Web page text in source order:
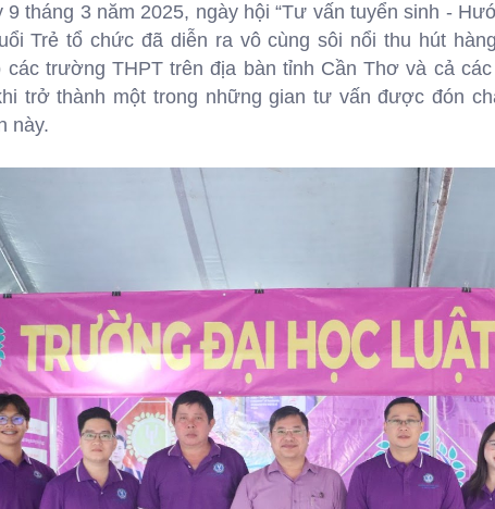
9 tháng 3 năm 2025, ngày hội “Tư vấn tuyển sinh -
Trẻ tổ chức đã diễn ra vô cùng sôi nổi thu hút
các trường THPT trên địa bàn tỉnh Cần Thơ và cả
trở thành một trong những gian tư vấn được đón
này.